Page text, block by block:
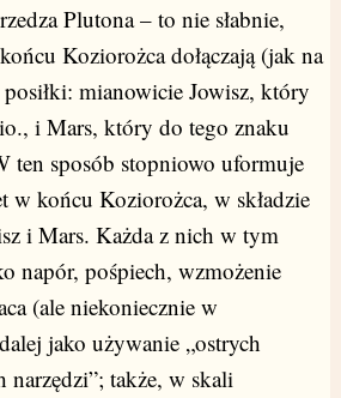
Plutona – to nie słabnie,
Koziorożca dołączają (jak na
mianowicie Jowisz, który
i Mars, który do tego znaku
ten sposób stopniowo uformuje
w końcu Koziorożca, w składzie
i Mars. Każda z nich w tym
napór, pośpiech, wzmożenie
(ale niekoniecznie w
jako używanie „ostrych
narzędzi”; także, w skali